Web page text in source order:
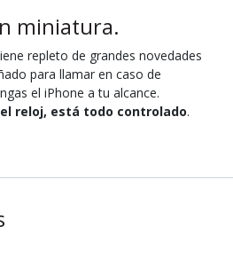
miniatura.
repleto de grandes novedades
para llamar en caso de
el iPhone a tu alcance.
reloj, está todo controlado.